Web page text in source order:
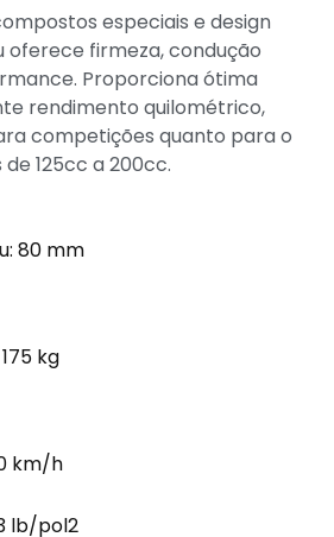
especiais e design
oferece firmeza, condução
Proporciona ótima
rendimento quilométrico,
competições quanto para o
125cc a 200cc.
80 mm
kg
km/h
lb/pol2